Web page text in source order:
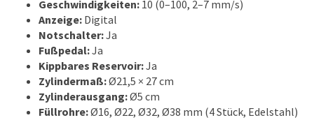
Geschwindigkeiten: 10 (0–100, 2–7 mm/s)
Anzeige: Digital
Notschalter:Ja
Fußpedal:Ja
Kippbares Reservoir:Ja
Zylindermaß:Ø21,5 × 27 cm
Zylinderausgang:Ø5 cm
Füllrohre:Ø16, Ø22, Ø32, Ø38 mm (4 Stück, Edelstahl)